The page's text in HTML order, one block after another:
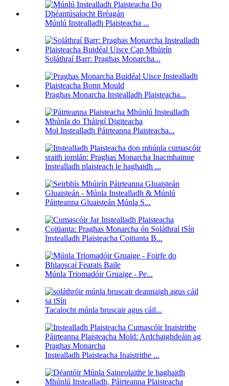
Múnlú Instealladh Plaisteacha ...
Soláthraí Barr: Praghas Monarcha...
Praghas Monarcha Instealladh Plaisteacha...
Mol Instealladh Páirteanna Plaisteacha...
Instealladh plaisteach le haghaidh ...
Páirteanna Gluaisteán Múnla S...
Instealladh Plaisteacha Coitianta B...
Múnla Triomadóir Gruaige - Pe...
Tacaíocht múnla bruscair agus cáil...
Instealladh Plaisteacha Inaistrithe ...